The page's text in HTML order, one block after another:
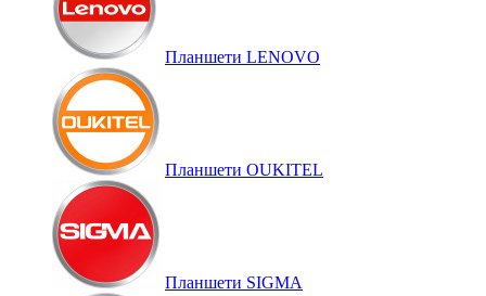
Планшети LENOVO
Планшети OUKITEL
Планшети SIGMA